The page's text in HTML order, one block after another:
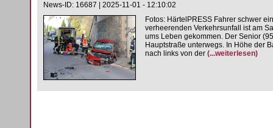
News-ID: 16687 | 2025-11-01 - 12:10:02
Fotos: HärtelPRESS Fahrer schwer
verheerenden Verkehrsunfall ist am
ums Leben gekommen. Der Senior
Hauptstraße unterwegs. In Höhe der
nach links von der (...weiterlesen)